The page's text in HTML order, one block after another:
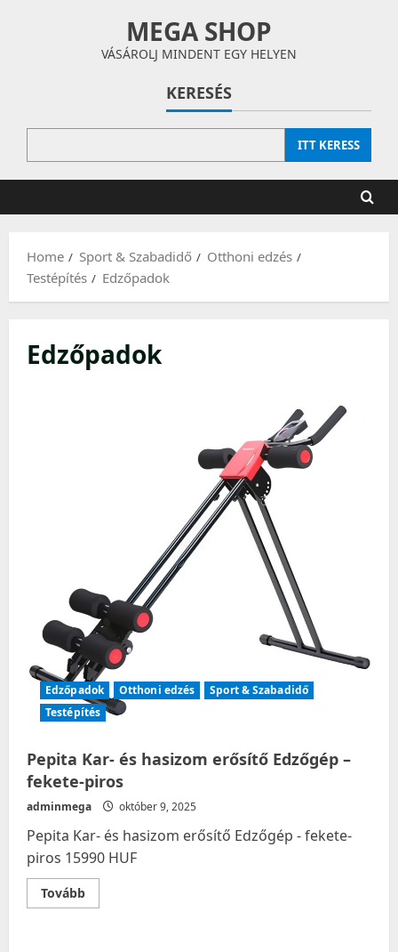
MEGA SHOP
VÁSÁROLJ MINDENT EGY HELYEN
KERESÉS
ITT KERESS
Home Sport & Szabadidő
Otthoni edzés
Testépítés
Edzőpadok
Edzőpadok
Edzőpadok Otthoni edzés
Sport & Szabadidő
Testépítés
Pepita Kar- és hasizom erősítő Edzőgép –
fekete-piros
adminmega október 9, 2025
Pepita Kar- és hasizom erősítő Edzőgép - fekete-
piros 15990 HUF
TovábbRead
more